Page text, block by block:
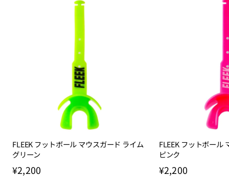
FLEEK フットボール マウスガード ライム
グリーン
¥2,200
FLEEK フットボール
ピンク
¥2,200